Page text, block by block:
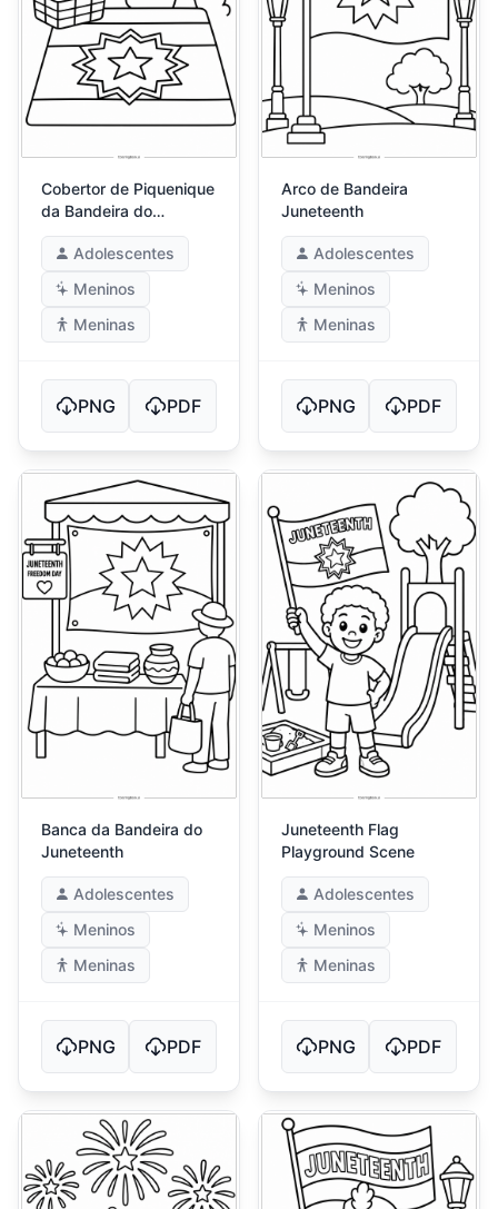
Cobertor de Piquenique
da Bandeira do
Juneteenth
Adolescentes
Meninos
Meninas
PNG PDF
Arco de Bandeira
Juneteenth
Adolescentes
Meninos
Meninas
PNG PDF
Banca da Bandeira do
Juneteenth
Adolescentes
Meninos
Meninas
PNG PDF
Juneteenth Flag
Playground Scene
Adolescentes
Meninos
Meninas
PNG PDF